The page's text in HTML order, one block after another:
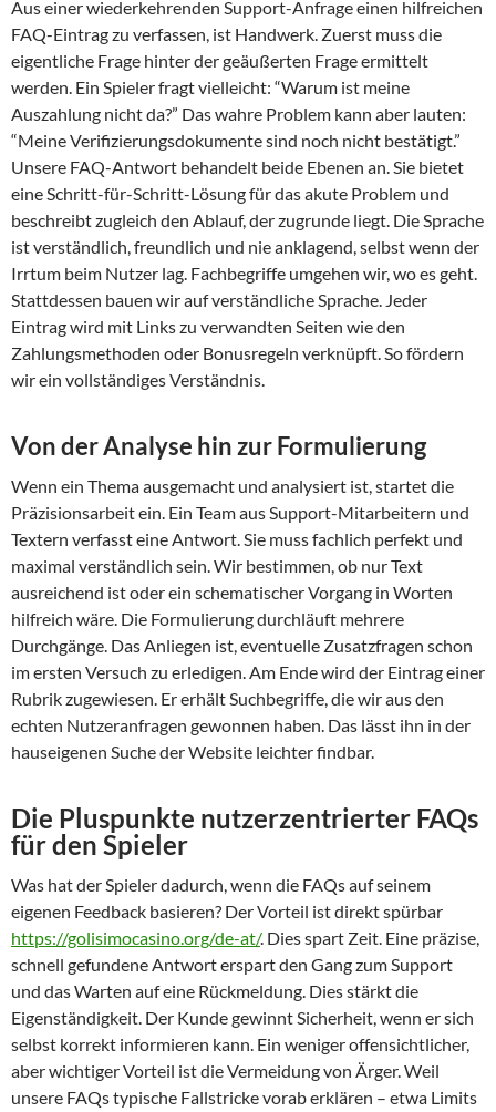
Aus einer wiederkehrenden Support-Anfrage einen hilfreichen
FAQ-Eintrag zu verfassen, ist Handwerk. Zuerst muss die
eigentliche Frage hinter der geäußerten Frage ermittelt
werden. Ein Spieler fragt vielleicht: “Warum ist meine
Auszahlung nicht da?” Das wahre Problem kann aber lauten:
“Meine Verifizierungsdokumente sind noch nicht bestätigt.”
Unsere FAQ-Antwort behandelt beide Ebenen an. Sie bietet
eine Schritt-für-Schritt-Lösung für das akute Problem und
beschreibt zugleich den Ablauf, der zugrunde liegt. Die Sprache
ist verständlich, freundlich und nie anklagend, selbst wenn der
Irrtum beim Nutzer lag. Fachbegriffe umgehen wir, wo es geht.
Stattdessen bauen wir auf verständliche Sprache. Jeder
Eintrag wird mit Links zu verwandten Seiten wie den
Zahlungsmethoden oder Bonusregeln verknüpft. So fördern
wir ein vollständiges Verständnis.
Von der Analyse hin zur Formulierung
Wenn ein Thema ausgemacht und analysiert ist, startet die
Präzisionsarbeit ein. Ein Team aus Support-Mitarbeitern und
Textern verfasst eine Antwort. Sie muss fachlich perfekt und
maximal verständlich sein. Wir bestimmen, ob nur Text
ausreichend ist oder ein schematischer Vorgang in Worten
hilfreich wäre. Die Formulierung durchläuft mehrere
Durchgänge. Das Anliegen ist, eventuelle Zusatzfragen schon
im ersten Versuch zu erledigen. Am Ende wird der Eintrag einer
Rubrik zugewiesen. Er erhält Suchbegriffe, die wir aus den
echten Nutzeranfragen gewonnen haben. Das lässt ihn in der
hauseigenen Suche der Website leichter findbar.
Die Pluspunkte nutzerzentrierter FAQs
für den Spieler
Was hat der Spieler dadurch, wenn die FAQs auf seinem
eigenen Feedback basieren? Der Vorteil ist direkt spürbar
https://golisimocasino.org/de-at/. Dies spart Zeit. Eine präzise,
schnell gefundene Antwort erspart den Gang zum Support
und das Warten auf eine Rückmeldung. Dies stärkt die
Eigenständigkeit. Der Kunde gewinnt Sicherheit, wenn er sich
selbst korrekt informieren kann. Ein weniger offensichtlicher,
aber wichtiger Vorteil ist die Vermeidung von Ärger. Weil
unsere FAQs typische Fallstricke vorab erklären – etwa Limits